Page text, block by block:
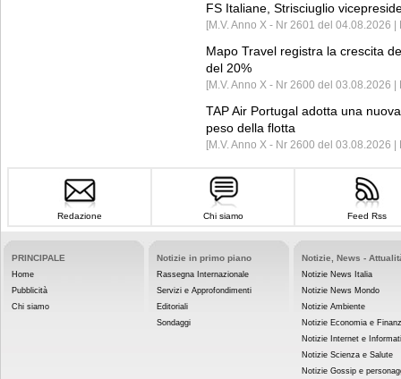
FS Italiane, Strisciuglio
[M.V. Anno X - Nr 2601 del 04.08.2026 |
Mapo Travel registra la crescita
del 20%
[M.V. Anno X - Nr 2600 del 03.08.2026 |
TAP Air Portugal adotta una
peso della flotta
[M.V. Anno X - Nr 2600 del 03.08.2026
Redazione Chi siamo Feed Rss
PRINCIPALE
Home
Pubblicità
Chi siamo
Notizie in primo piano
Rassegna Internazionale
Servizi e Approfondimenti
Editoriali
Sondaggi
Notizie, News -
Notizie News Italia
Notizie News Mondo
Notizie Ambiente
Notizie Economia e
Notizie Internet e
Notizie Scienza e Salute
Notizie Gossip e